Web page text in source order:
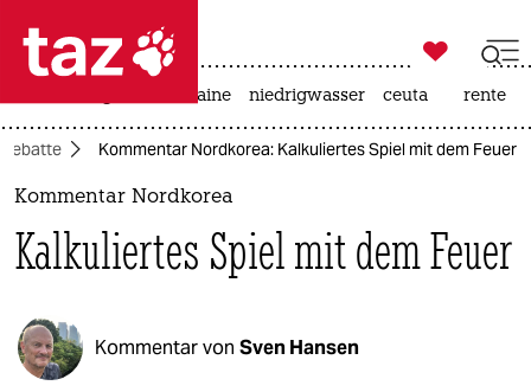
 taz zahl ich
taz zahl ich
politik
öko
gesellschaft

taz zahl ich
krieg in der ukraine niedrigwasser ceuta rente
Debatte Kommentar Nordkorea: Kalkuliertes Spiel mit dem Feuer
Kommentar Nordkorea
Kalkuliertes Spiel mit dem Feuer
Kommentar von Sven Hansen